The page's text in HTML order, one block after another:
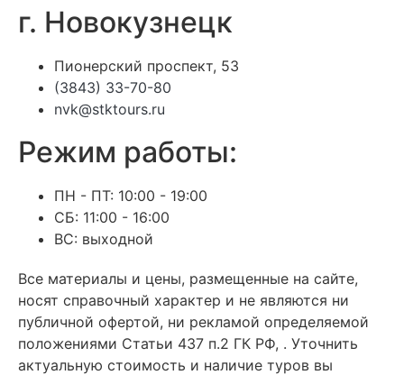
г. Новокузнецк
Пионерский проспект, 53
(3843) 33-70-80
nvk@stktours.ru
Режим работы:
ПН - ПТ: 10:00 - 19:00
СБ: 11:00 - 16:00
ВС: выходной
Все материалы и цены, размещенные на сайте,
носят справочный характер и не являются ни
публичной офертой, ни рекламой определяемой
положениями Статьи 437 п.2 ГК РФ, . Уточнить
актуальную стоимость и наличие туров вы